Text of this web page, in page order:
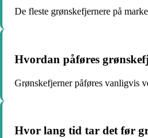
De fleste grønskefjernere på
Hvordan påføres
Grønskefjerner påføres vanligvis
Hvor lang tid tar det før